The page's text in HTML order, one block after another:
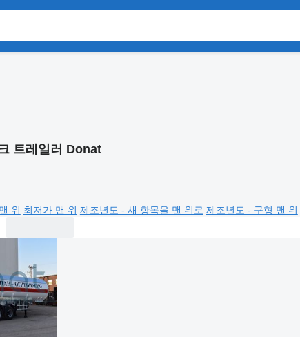
트레일러 Donat
위 최저가 맨 위 제조년도 - 새 항목을 맨 위로 제조년도 - 구형 맨 위